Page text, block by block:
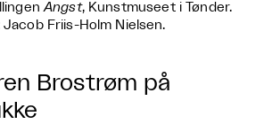
Angst, Kunstmuseet i Tønder.
Jacob Friis-Holm Nielsen.
Brostrøm på